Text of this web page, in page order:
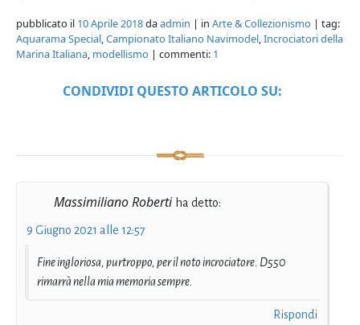
pubblicato il 10 Aprile 2018daadmin | in Arte & Collezionismo | tag:
Aquarama Special,Campionato Italiano Navimodel,Incrociatori della
Marina Italiana, modellismo | commenti: 1
CONDIVIDI QUESTO ARTICOLO SU:
Massimiliano Roberti ha detto:
9 Giugno 2021 alle 12:57
Fine ingloriosa, purtroppo, per il noto incrociatore. D550
rimarrà nella mia memoria sempre.
Rispondi